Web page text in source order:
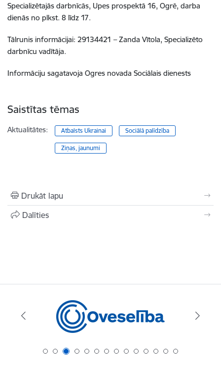
Specializētajās darbnīcās, Upes prospektā 16, Ogrē, darba
dienās no plkst. 8 līdz 17.
Tālrunis informācijai: 29134421 – Zanda Vītola, Specializēto
darbnīcu vadītāja.
Informāciju sagatavoja Ogres novada Sociālais dienests
Saistītas tēmas
Aktualitātes: Atbalsts Ukrainai Sociālā palīdzība
Ziņas, jaunumi
Drukāt lapu
Dalīties